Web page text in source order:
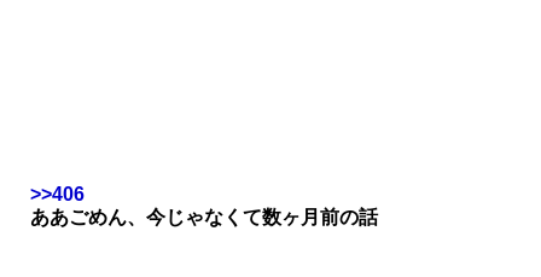
>>406
ああごめん、今じゃなくて数ヶ月前の話